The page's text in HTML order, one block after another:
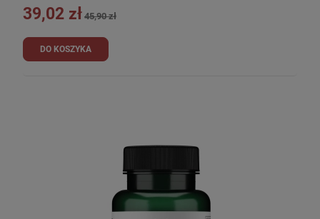
39,02 zł 45,90 zł
DO KOSZYKA